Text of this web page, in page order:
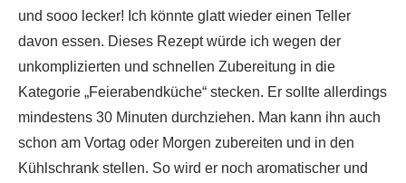
und sooo lecker! Ich könnte glatt wieder einen Teller
davon essen. Dieses Rezept würde ich wegen der
unkomplizierten und schnellen Zubereitung in die
Kategorie „Feierabendküche“ stecken. Er sollte allerdings
mindestens 30 Minuten durchziehen. Man kann ihn auch
schon am Vortag oder Morgen zubereiten und in den
Kühlschrank stellen. So wird er noch aromatischer und